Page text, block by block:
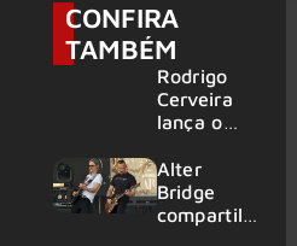
CONFIRA
TAMBÉM
Rodrigo
Cerveira
lança o
Searcher”
Alter
Bridge
compartilh